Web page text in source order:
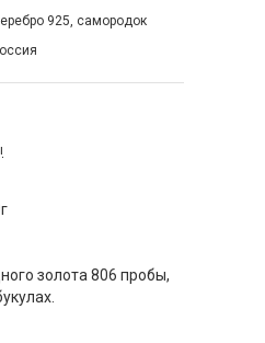
925, самородок
золота 806 пробы,